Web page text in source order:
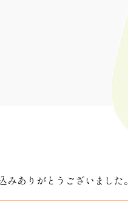
みありがとうございました。